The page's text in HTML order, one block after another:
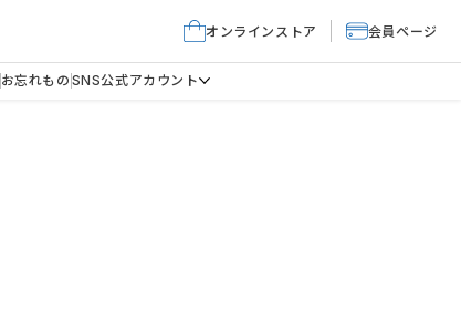
オンラインストア 会員ページ
お忘れもの SNS公式アカウント